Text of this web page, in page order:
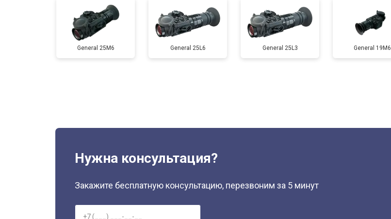
General 25M6 General 25L6 General 25L3 General 19M6
Нужна консультация?
Закажите бесплатную консультацию, перезвоним за 5 минут